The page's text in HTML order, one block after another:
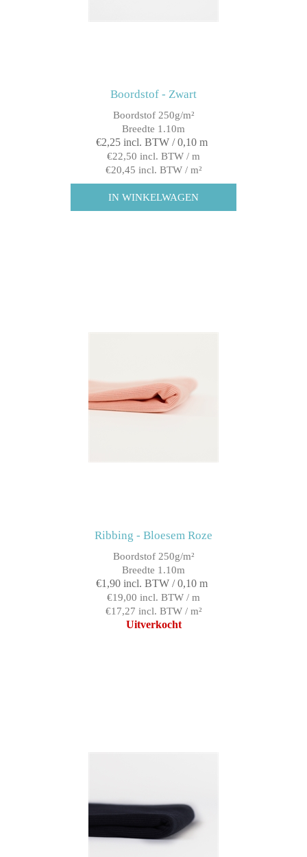
Boordstof - Zwart
Boordstof 250g/m²
Breedte 1.10m
€2,25 incl. BTW / 0,10 m
€22,50 incl. BTW / m
€20,45 incl. BTW / m²
Ribbing - Bloesem Roze
Boordstof 250g/m²
Breedte 1.10m
€1,90 incl. BTW / 0,10 m
€19,00 incl. BTW / m
€17,27 incl. BTW / m²
Uitverkocht